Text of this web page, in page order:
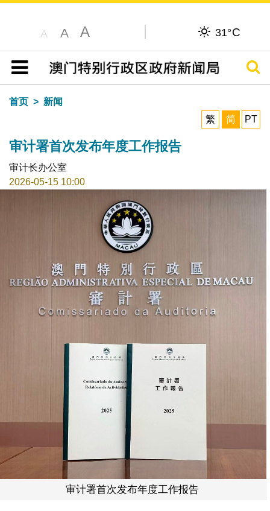
A A A 31°C
目录
搜寻
首页
新闻
繁
简 PT
审计署首次发布年度工作报告
审计长办公室
2026-05-15 10:00
审计署首次发布年度工作报告